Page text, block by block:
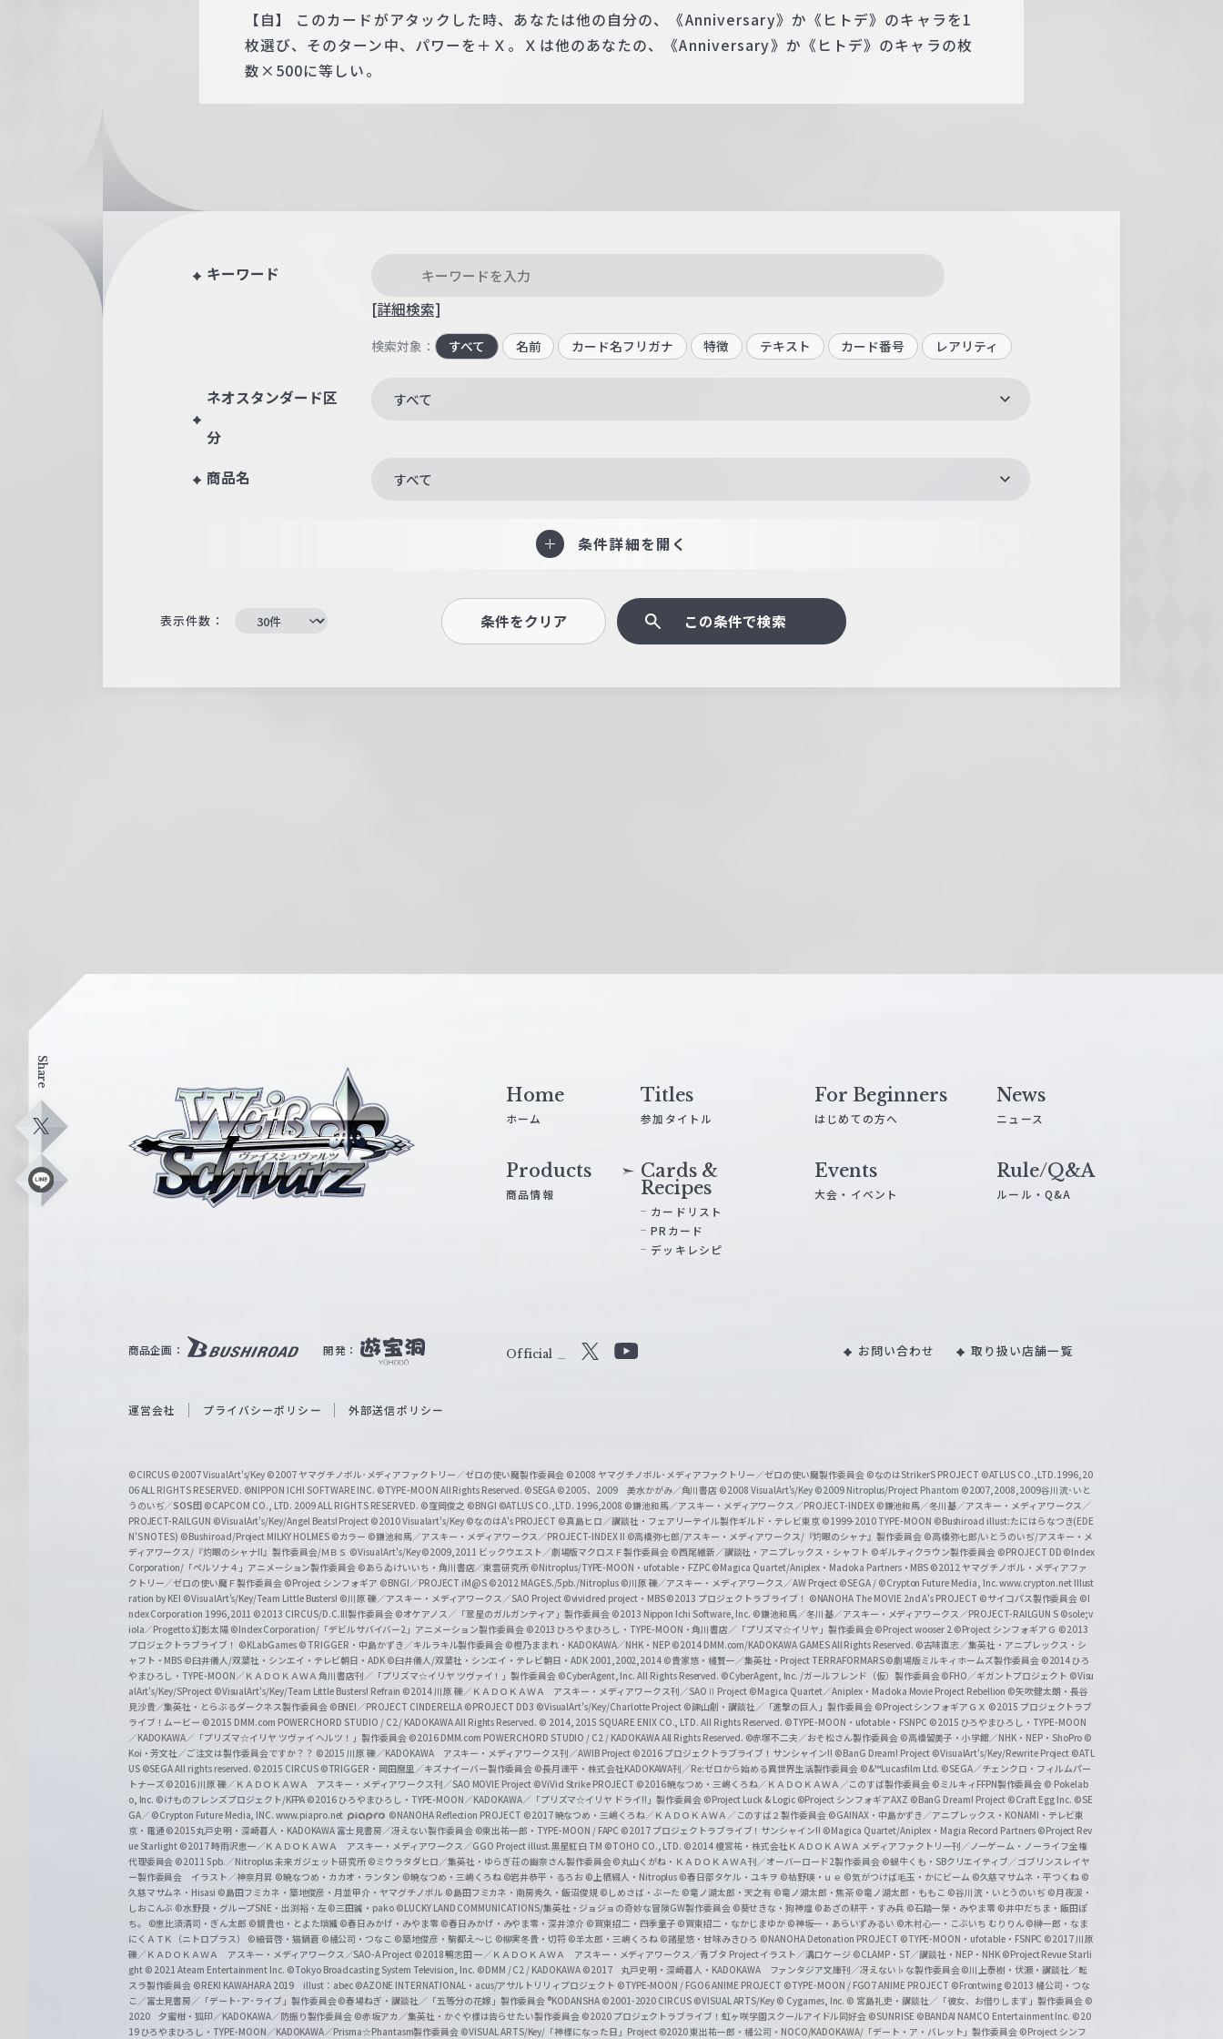
【自】 このカードがアタックした時、あなたは他の自分の、《Anniversary》か《ヒトデ》のキャラを1
枚選び、そのターン中、パワーを＋Ｘ。Ｘは他のあなたの、《Anniversary》か《ヒトデ》のキャラの枚
数×500に等しい。
キーワード
[詳細検索]
検索対象： すべて 名前 カード名フリガナ 特徴 テキスト カード番号 レアリティ
ネオスタンダード区
分
すべて
商品名 すべて
条件詳細を開く
表示件数： 条件をクリア この条件で検索
Share
X
L
ス
W
i
c
h
w
a
r
z
Home
ホーム
Titles
参加タイトル
For Beginners
はじめての方へ
News
ニュース
Products
商品情報
Cards &
Recipes
カードリスト
PRカード
デッキレシピ
Events
大会・イベント
Rule/Q&A
ルール・Q&A
商品企画： 開発： Official
Y
b
e
O
f
f
i
c
i
a
l
C
h
a
n
n
e
l
お問い合わせ 取り扱い店舗一覧
運営会社 プライバシーポリシー 外部送信ポリシー
©CIRCUS ©2007 VisualArt's/Key ©2007 ヤマグチノボル･メディアファクトリー／ゼロの使い魔製作委員会 ©2008 ヤマグチノボル･メディアファクトリー／ゼロの使い魔製作委員会 ©なのはStrikerS PROJECT ©ATLUS CO.,LTD.1996,20
06 ALL RIGHTS RESERVED. ©NIPPON ICHI SOFTWARE INC. ©TYPE-MOON All Rights Reserved. ©SEGA ©2005、2009 美水かがみ／角川書店 ©2008 VisualArt's/Key ©2009 Nitroplus/Project Phantom ©2007,2008,2009谷川流･いと
うのいぢ／SOS団 ©CAPCOM CO., LTD. 2009 ALL RIGHTS RESERVED. ©窪岡俊之 ©BNGI ©ATLUS CO.,LTD. 1996,2008 ©鎌池和馬／アスキー・メディアワークス／PROJECT-INDEX ©鎌池和馬／冬川基／アスキー・メディアワークス／
PROJECT-RAILGUN ©VisualArt's/Key/Angel Beats! Project ©2010 Visualart's/Key ©なのはA's PROJECT ©真島ヒロ／講談社・フェアリーテイル製作ギルド・テレビ東京 ©1999-2010 TYPE-MOON ©Bushiroad illust:たにはらなつき(EDE
N'S NOTES) ©Bushiroad/Project MILKY HOLMES ©カラー ©鎌池和馬／アスキー・メディアワークス／PROJECT-INDEX II ©高橋弥七郎/アスキー・メディアワークス/『灼眼のシャナ』製作委員会 ©高橋弥七郎/いとうのいぢ/アスキー・メ
ディアワークス/『灼眼のシャナII』製作委員会/ＭＢＳ ©VisualArt's/Key©2009,2011 ビックウエスト／劇場版マクロスＦ製作委員会 ©西尾維新／講談社・アニプレックス・シャフト ©ギルティクラウン製作委員会 ©PROJECT DD ©Index
Corporation/「ペルソナ４」アニメーション製作委員会 ©あらゐけいいち・角川書店／東雲研究所 ©Nitroplus/TYPE-MOON・ufotable・FZPC ©Magica Quartet/Aniplex・Madoka Partners・MBS ©2012 ヤマグチノボル・メディアファ
クトリー／ゼロの使い魔Ｆ製作委員会 ©Project シンフォギア ©BNGI／PROJECT iM@S ©2012 MAGES./5pb./Nitroplus ©川原 礫／アスキー・メディアワークス／AW Project ©SEGA / ©Crypton Future Media, Inc. www.crypton.net Illust
ration by KEI ©VisualArt's/Key/Team Little Busters! ©川原 礫／アスキー・メディアワークス／SAO Project ©vividred project・MBS ©2013 プロジェクトラブライブ！ ©NANOHA The MOVIE 2nd A's PROJECT ©サイコパス製作委員会 ©I
ndex Corporation 1996,2011 ©2013 CIRCUS/D.C.III製作委員会 ©オケアノス／「翠星のガルガンティア」製作委員会 ©2013 Nippon Ichi Software, Inc. ©鎌池和馬／冬川基／アスキー・メディアワークス／PROJECT-RAILGUN S ©sole;v
iola／Progetto 幻影太陽 ©Index Corporation/「デビルサバイバー2」アニメーション製作委員会 ©2013 ひろやまひろし・TYPE-MOON・角川書店／「プリズマ☆イリヤ」製作委員会©Project wooser 2 ©Project シンフォギアＧ ©2013
プロジェクトラブライブ！ ©KLabGames © TRIGGER・中島かずき／キルラキル製作委員会 ©橙乃ままれ・KADOKAWA／NHK・NEP ©2014 DMM.com/KADOKAWA GAMES All Rights Reserved. ©古味直志／集英社・アニプレックス・シ
ャフト・MBS ©臼井儀人/双葉社・シンエイ・テレビ朝日・ADK ©臼井儀人/双葉社・シンエイ・テレビ朝日・ADK 2001,2002,2014 ©貴家悠・橘賢一／集英社・Project TERRAFORMARS©劇場版ミルキィホームズ製作委員会 ©2014 ひろ
やまひろし・TYPE-MOON／ＫＡＤＯＫＡＷＡ 角川書店刊／「プリズマ☆イリヤ ツヴァイ！」製作委員会 ©CyberAgent, Inc. All Rights Reserved. ©CyberAgent, Inc. /ガールフレンド（仮）製作委員会©FHO／ギガントプロジェクト ©Visu
alArt's/Key/SProject ©VisualArt's/Key/Team Little Busters! Refrain ©2014 川原 礫／ＫＡＤＯＫＡＷＡ アスキー・メディアワークス刊／SAOⅡ Project ©Magica Quartet／Aniplex・Madoka Movie Project Rebellion ©矢吹健太朗・長谷
見沙貴／集英社・とらぶるダークネス製作委員会 ©BNEI／PROJECT CINDERELLA ©PROJECT DD3 ©VisualArt's/Key/Charlotte Project ©諫山創・講談社／「進撃の巨人」製作委員会 ©Project シンフォギアＧＸ ©2015 プロジェクトラブ
ライブ！ムービー ©2015 DMM.com POWERCHORD STUDIO / C2 / KADOKAWA All Rights Reserved. © 2014, 2015 SQUARE ENIX CO., LTD. All Rights Reserved. ©TYPE-MOON・ufotable・FSNPC ©2015 ひろやまひろし・TYPE-MOON
／KADOKAWA／「プリズマ☆イリヤ ツヴァイ ヘルツ！」製作委員会 ©2016 DMM.com POWERCHORD STUDIO / C2 / KADOKAWA All Rights Reserved. ©赤塚不二夫／おそ松さん製作委員会 ©高橋留美子・小学館／NHK・NEP・ShoPro ©
Koi・芳文社／ご注文は製作委員会ですか？？ ©2015 川原 礫／KADOKAWA アスキー・メディアワークス刊／AWIB Project ©2016 プロジェクトラブライブ！サンシャイン!! ©BanG Dream! Project ©VisualArt's/Key/Rewrite Project ©ATL
US ©SEGA All rights reserved. ©2015 CIRCUS ©TRIGGER・岡田麿里／キズナイーバー製作委員会 ©長月達平・株式会社KADOKAWA刊／Re:ゼロから始める異世界生活製作委員会 ©&™Lucasfilm Ltd. ©SEGA／チェンクロ・フィルムパー
トナーズ©2016 川原 礫／ＫＡＤＯＫＡＷＡ アスキー・メディアワークス刊／SAO MOVIE Project ©ViVid Strike PROJECT ©2016 暁なつめ・三嶋くろね／ＫＡＤＯＫＡＷＡ／このすば製作委員会 ©ミルキィFFPN製作委員会 © Pokelab
o, Inc. ©けものフレンズプロジェクト/KFPA ©2016 ひろやまひろし・TYPE-MOON／KADOKAWA／「プリズマ☆イリヤ ドライ!!」製作委員会 ©Project Luck & Logic ©Project シンフォギアAXZ ©BanG Dream! Project ©Craft Egg Inc. ©SE
GA／ ©Crypton Future Media, INC. www.piapro.net
©NANOHA Reflection PROJECT ©2017 暁なつめ・三嶋くろね／ＫＡＤＯＫＡＷＡ／このすば２製作委員会 ©GAINAX・中島かずき／アニプレックス・KONAMI・テレビ東
京・電通 ©2015丸戸史明・深崎暮人・KADOKAWA 富士見書房／冴えない製作委員会 ©東出祐一郎・TYPE-MOON / FAPC ©2017 プロジェクトラブライブ！サンシャイン!! ©Magica Quartet/Aniplex・Magia Record Partners ©Project Rev
ue Starlight ©2017 時雨沢恵一／ＫＡＤＯＫＡＷＡ アスキー・メディアワークス／GGO Project illust.黒星紅白 TM ©TOHO CO., LTD. ©2014 榎宮祐・株式会社ＫＡＤＯＫＡＷＡ メディアファクトリー刊／ノーゲーム・ノーライフ全権
代理委員会 ©2011 5pb.／Nitroplus 未来ガジェット研究所 ©ミウラタダヒロ／集英社・ゆらぎ荘の幽奈さん製作委員会©丸山くがね・ＫＡＤＯＫＡＷＡ刊／オーバーロード2製作委員会 ©蝸牛くも・SBクリエイティブ／ゴブリンスレイヤ
ー製作委員会 イラスト／神奈月昇 ©暁なつめ・カカオ・ランタン ©暁なつめ・三嶋くろね ©岩井恭平・るろお ©上栖綴人・Nitroplus ©春日部タケル・ユキヲ ©枯野瑛・ｕｅ ©気がつけば毛玉・かにビーム ©久慈マサムネ・平つくね ©
久慈マサムネ・Hisasi ©島田フミカネ・築地俊彦・月並甲介・ヤマグチノボル ©島田フミカネ・南房秀久・飯沼俊規 ©しめさば・ぶーた ©竜ノ湖太郎・天之有 ©竜ノ湖太郎・焦茶 ©竜ノ湖太郎・ももこ ©谷川流・いとうのいぢ ©月夜涙・
しおこんぶ ©水野良・グループSNE・出渕裕・左©三田誠・pako ©LUCKY LAND COMMUNICATIONS/集英社・ジョジョの奇妙な冒険GW製作委員会 ©葵せきな・狗神煌 ©あざの耕平・すみ兵 ©石踏一榮・みやま零 ©井中だちま・飯田ぽ
ち。
©恵比須清司・ぎん太郎 ©鏡貴也・とよた瑣織 ©春日みかげ・みやま零 ©春日みかげ・みやま零・深井涼介 ©賀東招二・四季童子 ©賀東招二・なかじまゆか ©神坂一・あらいずみるい ©木村心一・こぶいち むりりん ©榊一郎・なま
にくＡＴＫ（ニトロプラス） ©細音啓・猫鍋蒼 ©橘公司・つなこ ©築地俊彦・駒都え～じ ©柳実冬貴・切符 ©羊太郎・三嶋くろね ©諸星悠・甘味みきひろ ©NANOHA Detonation PROJECT ©TYPE-MOON・ufotable・FSNPC ©2017 川原
礫／ＫＡＤＯＫＡＷＡ アスキー・メディアワークス／SAO-A Project ©2018 鴨志田 一／ＫＡＤＯＫＡＷＡ アスキー・メディアワークス／青ブタ Project イラスト／溝口ケージ ©CLAMP・ST／講談社・NEP・NHK ©Project Revue Starli
ght © 2021 Ateam Entertainment Inc. ©Tokyo Broadcasting System Television, Inc. ©DMM / C2 / KADOKAWA ©2017 丸戸史明・深崎暮人・KADOKAWA ファンタジア文庫刊／冴えない♭な製作委員会©川上泰樹・伏瀬・講談社／転
スラ製作委員会 ©REKI KAWAHARA 2019 illust：abec ©AZONE INTERNATIONAL・acus/アサルトリリィプロジェクト ©TYPE-MOON / FGO6 ANIME PROJECT ©TYPE-MOON / FGO7 ANIME PROJECT ©Frontwing ©2013 橘公司・つな
こ／富士見書房／「デート･ア･ライブ」製作委員会©春場ねぎ・講談社／「五等分の花嫁」製作委員会 ®KODANSHA ©2001-2020 CIRCUS ©VISUAL ARTS/Key © Cygames, Inc. © 宮島礼吏・講談社／「彼女、お借りします」製作委員会 ©
2020 夕蜜柑・狐印／KADOKAWA／防振り製作委員会 ©赤坂アカ／集英社・かぐや様は告らせたい製作委員会 ©2020 プロジェクトラブライブ！虹ヶ咲学園スクールアイドル同好会 ©SUNRISE ©BANDAI NAMCO Entertainment Inc. ©20
19 ひろやまひろし・TYPE-MOON／KADOKAWA／Prisma☆Phantasm製作委員会 ©VISUAL ARTS/Key/「神様になった日」Project ©2020 東出祐一郎・橘公司・NOCO/KADOKAWA/「デート・ア・バレット」製作委員会 ©Project シンフ